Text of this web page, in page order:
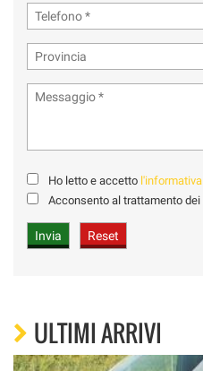
Ho letto e accetto
Acconsento al trattamento
ULTIMI ARRIVI